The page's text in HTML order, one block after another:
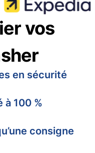
vos
en sécurité
à 100 %
consigne